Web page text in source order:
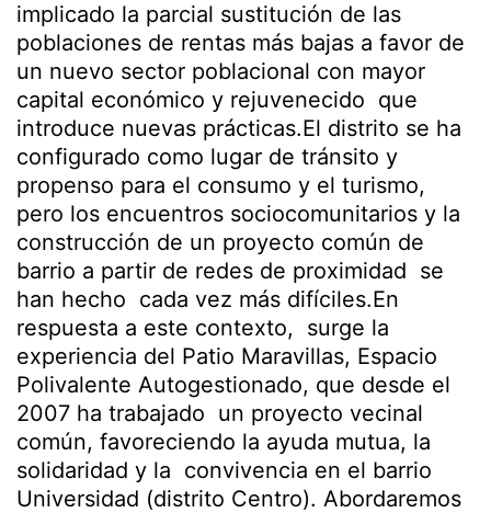
implicado la parcial sustitución de las
poblaciones de rentas más bajas a favor de
un nuevo sector poblacional con mayor
capital económico y rejuvenecido que
introduce nuevas prácticas.El distrito se ha
configurado como lugar de tránsito y
propenso para el consumo y el turismo,
pero los encuentros sociocomunitarios y la
construcción de un proyecto común de
barrio a partir de redes de proximidad se
han hecho cada vez más difíciles.En
respuesta a este contexto, surge la
experiencia del Patio Maravillas, Espacio
Polivalente Autogestionado, que desde el
2007 ha trabajado un proyecto vecinal
común, favoreciendo la ayuda mutua, la
solidaridad y la convivencia en el barrio
Universidad (distrito Centro). Abordaremos